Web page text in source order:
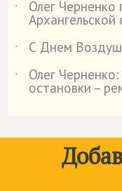
˙
Олег Черненко
˙
С Днем
˙
Олег
остановки –